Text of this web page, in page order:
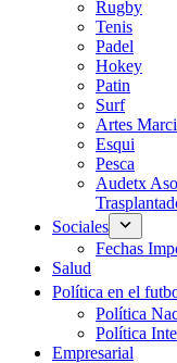
Rugby
Tenis
Padel
Hokey
Patin
Surf
Artes
Esqui
Pesca
Audetx
Sociales
Fechas
Salud
Política en el
Política
Política
Empresarial